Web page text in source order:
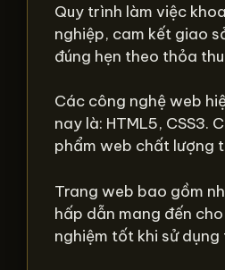
Quy trình làm việc
nghiệp, cam kết giao
đúng hẹn theo thỏa
Các công nghệ web
nay là: HTML5, CSS3.
phẩm web chất lượng
Trang web bao gồm
hấp dẫn mang đến
nghiệm tốt khi sử